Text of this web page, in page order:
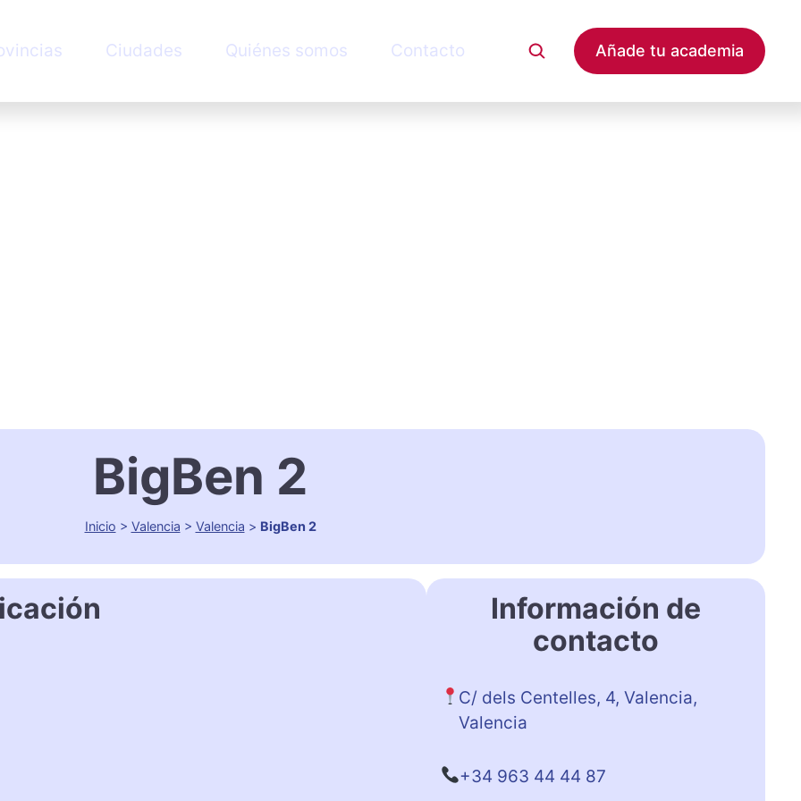
Ciudades Quiénes somos Contacto Añade tu academia
BigBen 2
Inicio > Valencia > Valencia > BigBen 2
Información de
contacto
C/ dels Centelles, 4, Valencia,
Valencia
+34 963 44 44 87